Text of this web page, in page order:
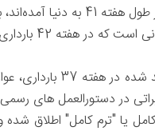
به کار می رود.
و پس از آن به دنیا می‌آیند.
پس از آنکه شمار
در دستورالعمل های